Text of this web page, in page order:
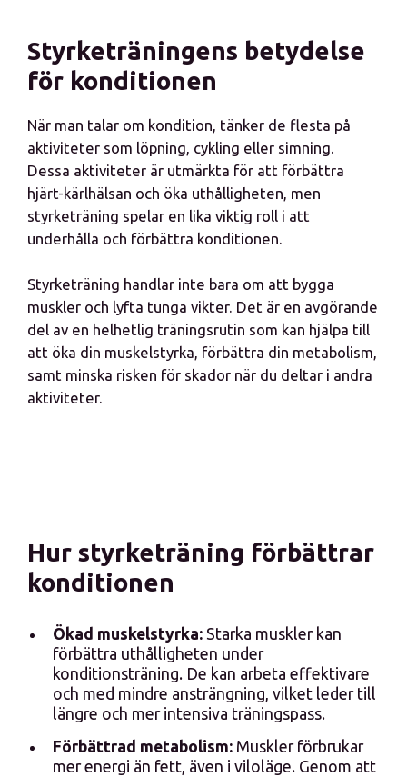
Styrketräningens betydelse
för konditionen
När man talar om kondition, tänker de flesta på
aktiviteter som löpning, cykling eller simning.
Dessa aktiviteter är utmärkta för att förbättra
hjärt-kärlhälsan och öka uthålligheten, men
styrketräning spelar en lika viktig roll i att
underhålla och förbättra konditionen.
Styrketräning handlar inte bara om att bygga
muskler och lyfta tunga vikter. Det är en avgörande
del av en helhetlig träningsrutin som kan hjälpa till
att öka din muskelstyrka, förbättra din metabolism,
samt minska risken för skador när du deltar i andra
aktiviteter.
Hur styrketräning förbättrar
konditionen
Ökad muskelstyrka: Starka muskler kan
förbättra uthålligheten under
konditionsträning. De kan arbeta effektivare
och med mindre ansträngning, vilket leder till
längre och mer intensiva träningspass.
Förbättrad metabolism: Muskler förbrukar
mer energi än fett, även i viloläge. Genom att